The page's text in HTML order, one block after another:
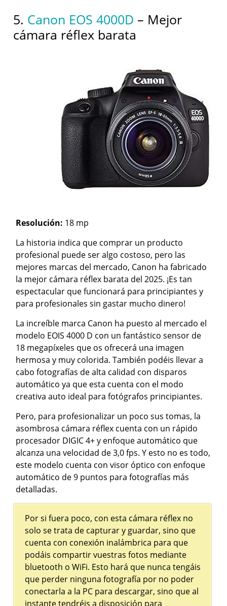
5. Canon EOS 4000D – Mejor
cámara réflex barata
Resolución: 18 mp
La historia indica que comprar un producto
profesional puede ser algo costoso, pero las
mejores marcas del mercado, Canon ha fabricado
la mejor cámara réflex barata del 2025. ¡Es tan
espectacular que funcionará para principiantes y
para profesionales sin gastar mucho dinero!
La increíble marca Canon ha puesto al mercado el
modelo EOIS 4000 D con un fantástico sensor de
18 megapíxeles que os ofrecerá una imagen
hermosa y muy colorida. También podéis llevar a
cabo fotografías de alta calidad con disparos
automático ya que esta cuenta con el modo
creativa auto ideal para fotógrafos principiantes.
Pero, para profesionalizar un poco sus tomas, la
asombrosa cámara réflex cuenta con un rápido
procesador DIGIC 4+ y enfoque automático que
alcanza una velocidad de 3,0 fps. Y esto no es todo,
este modelo cuenta con visor óptico con enfoque
automático de 9 puntos para fotografías más
detalladas.
Por si fuera poco, con esta cámara réflex no
solo se trata de capturar y guardar, sino que
cuenta con conexión inalámbrica para que
podáis compartir vuestras fotos mediante
bluetooth o WiFi. Esto hará que nunca tengáis
que perder ninguna fotografía por no poder
conectarla a la PC para descargar, sino que al
instante tendréis a disposición para